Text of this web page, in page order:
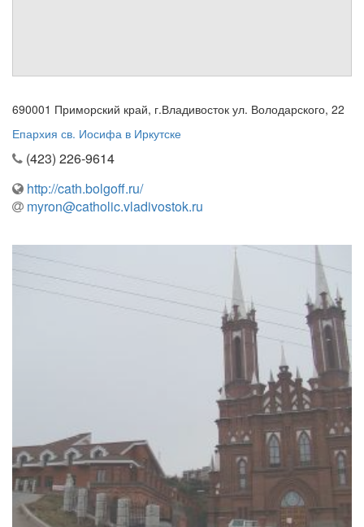
Вход
690001 Приморский край, г.Владивосток ул. Володарского, 22
Епархия св. Иосифа в Иркутске
(423) 226-9614
http://cath.bolgoff.ru/
myron@catholic.vladivostok.ru